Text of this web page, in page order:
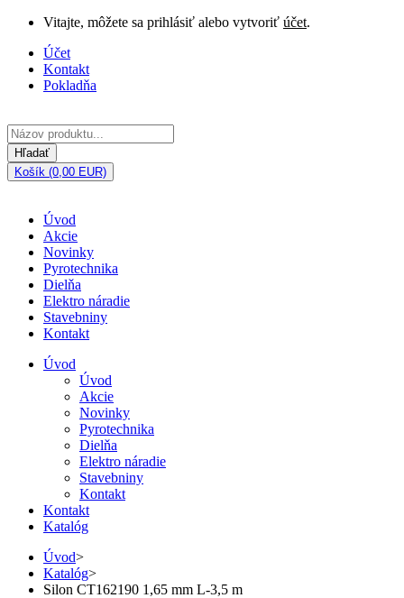
Vitajte, môžete sa prihlásiť alebo vytvoriť účet.
Účet
Kontakt
Pokladňa
Hľadať
Košík (0,00 EUR)
Úvod
Akcie
Novinky
Pyrotechnika
Dielňa
Elektro náradie
Stavebniny
Kontakt
Úvod
Úvod
Akcie
Novinky
Pyrotechnika
Dielňa
Elektro náradie
Stavebniny
Kontakt
Kontakt
Katalóg
Úvod>
Katalóg>
Silon CT162190 1,65 mm L-3,5 m